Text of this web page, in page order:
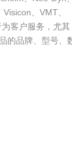
、VMT、
客户服务，尤其
的品牌、型号、